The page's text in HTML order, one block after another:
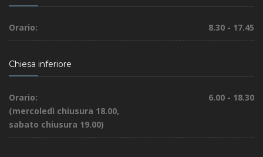
Orario: 8.30 - 17.45
Chiesa inferiore
Orario:
6.00 - 18.30
(mercoledì chiusura 18.00,
sabato chiusura 19.00)